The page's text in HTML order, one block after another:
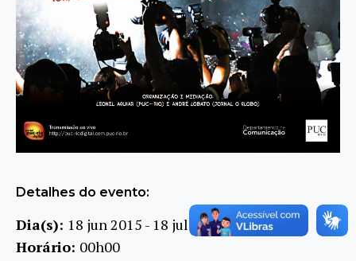
Detalhes do evento:
Dia(s): 18 jun 2015 - 18 jul 2015
Horário: 00h00